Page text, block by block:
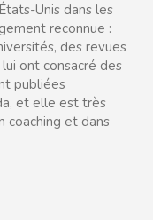
Unis dans les
reconnue :
des revues
ont consacré des
publiées
et elle est très
coaching et dans